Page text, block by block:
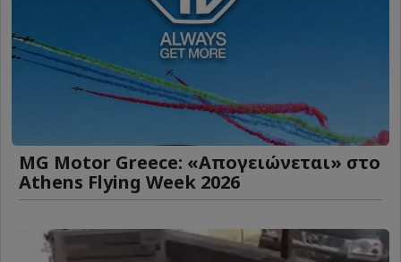
MG Motor Greece: «Απογειώνεται» στο
Athens Flying Week 2026